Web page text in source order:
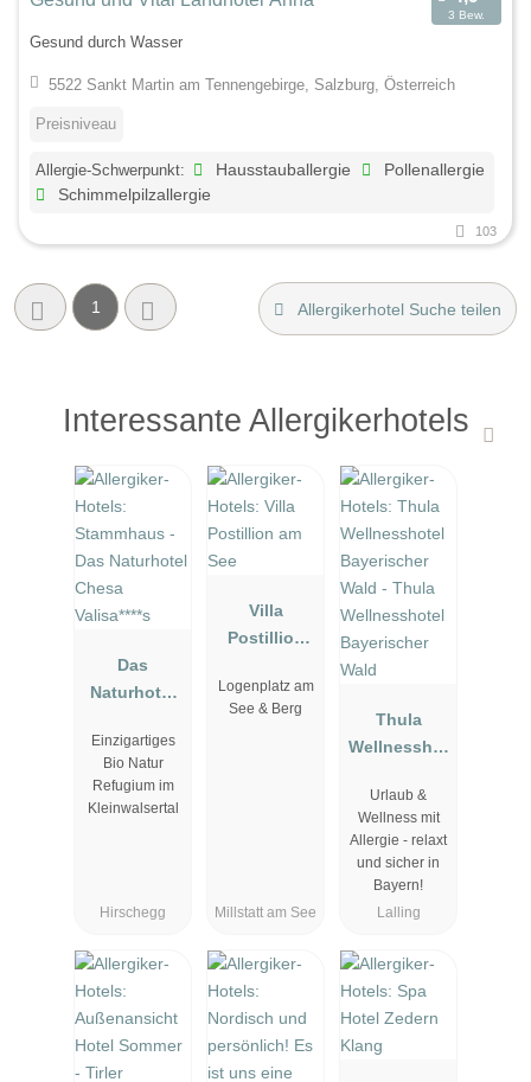
3 Bew.
Gesund durch Wasser
5522 Sankt Martin am Tennengebirge, Salzburg, Österreich
Preisniveau
Allergie-Schwerpunkt: Hausstauballergie
Pollenallergie
Schimmelpilzallergie
103
1 Allergikerhotel Suche teilen
Interessante Allergikerhotels
Das
Naturhotel
Valisa****s
Einzigartiges
Bio Natur
Refugium im
Kleinwalsertal
Hirschegg
Villa
Postillion
Logenplatz am
See & Berg
Millstatt am See
Thula
Wellnesshot
Bayerischer
Wald
Urlaub &
Wellness mit
Allergie - relaxt
und sicher in
Bayern!
Lalling